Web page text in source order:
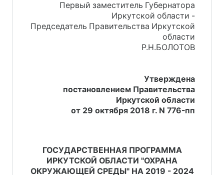
Первый заместитель Губернатора
Иркутской области -
Председатель Правительства Иркутской
области
Р.Н.БОЛОТОВ
Утверждена
постановлением Правительства
Иркутской области
от 29 октября 2018 г. N 776-пп
ГОСУДАРСТВЕННАЯ ПРОГРАММА
ИРКУТСКОЙ ОБЛАСТИ "ОХРАНА
ОКРУЖАЮЩЕЙ СРЕДЫ" НА 2019 - 2024